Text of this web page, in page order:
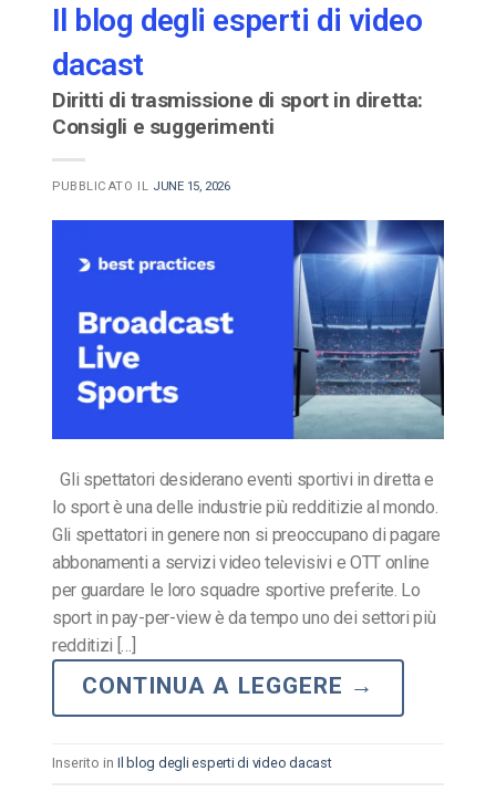
Il blog degli esperti di video
dacast
Diritti di trasmissione di sport in diretta:
Consigli e suggerimenti
PUBBLICATO IL JUNE 15, 2026
Gli spettatori desiderano eventi sportivi in diretta e
lo sport è una delle industrie più redditizie al mondo.
Gli spettatori in genere non si preoccupano di pagare
abbonamenti a servizi video televisivi e OTT online
per guardare le loro squadre sportive preferite. Lo
sport in pay-per-view è da tempo uno dei settori più
redditizi […]
CONTINUA A LEGGERE →
Inserito in Il blog degli esperti di video dacast